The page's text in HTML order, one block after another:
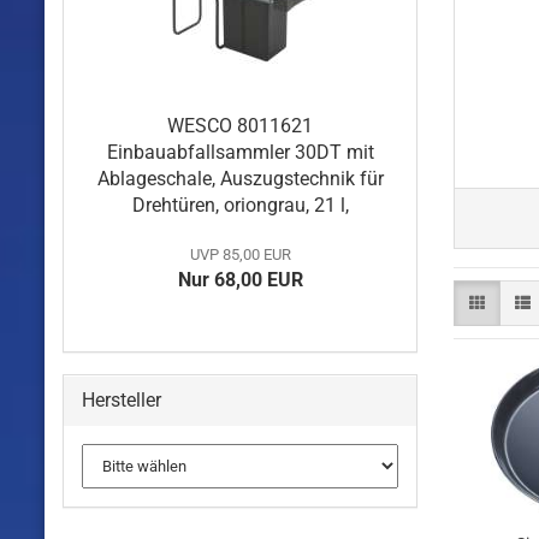
WESCO 8011621
Einbauabfallsammler 30DT mit
Ablageschale, Auszugstechnik für
Drehtüren, oriongrau, 21 l,
UVP 85,00 EUR
Nur 68,00 EUR
Hersteller